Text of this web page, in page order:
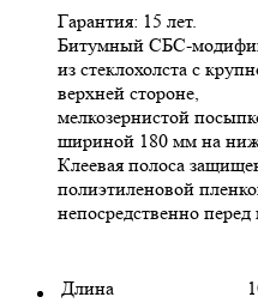
Гарантия: 15 лет.
Битумный СБС-
из стеклохолста с
верхней стороне,
мелкозернистой
шириной 180 мм на
Клеевая полоса
полиэтиленовой
непосредственно
Длина